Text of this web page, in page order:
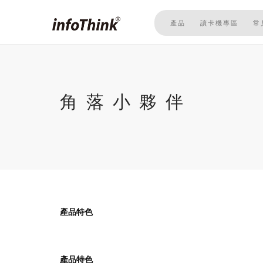
產品 讀卡機專區 常
角落小夥伴
產品特色
產品特色